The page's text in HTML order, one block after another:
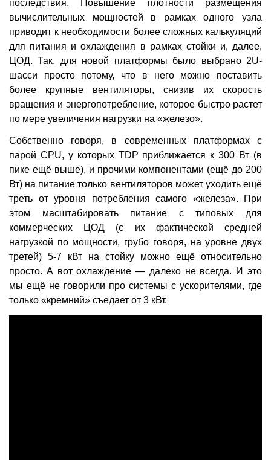
последствия. Повышение плотности размещения
вычислительных мощностей в рамках одного узла
приводит к необходимости более сложных калькуляций
для питания и охлаждения в рамках стойки и, далее,
ЦОД. Так, для новой платформы было выбрано 2U-
шасси просто потому, что в него можно поставить
более крупные вентиляторы, снизив их скорость
вращения и энергопотребление, которое быстро растет
по мере увеличения нагрузки на «железо».
Собственно говоря, в современных платформах c
парой CPU, у которых TDP приближается к 300 Вт (в
пике ещё выше), и прочими компонентами (ещё до 200
Вт) на питание только вентиляторов может уходить ещё
треть от уровня потребления самого «железа». При
этом масштабировать питание с типовых для
коммерческих ЦОД (с их фактической средней
нагрузкой по мощности, грубо говоря, на уровне двух
третей) 5-7 кВт на стойку можно ещё относительно
просто. А вот охлаждение — далеко не всегда. И это
мы ещё не говорили про системы с ускорителями, где
только «кремний» съедает от 3 кВт.